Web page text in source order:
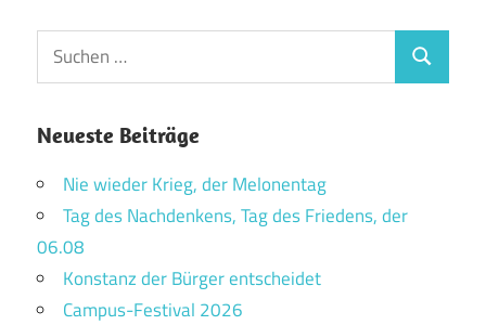
Suchen
nach:
Suchen
Neueste Beiträge
Nie wieder Krieg, der Melonentag
Tag des Nachdenkens, Tag des Friedens, der
06.08
Konstanz der Bürger entscheidet
Campus-Festival 2026